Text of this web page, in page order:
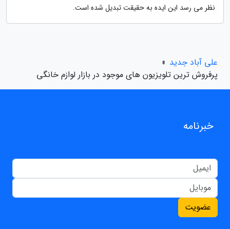
نظر می رسد این ایده به حقیقت تبدیل شده است.
علی آباد جدید »
پرفروش ترین تلویزیون های موجود در بازار لوازم خانگی
خبرنامه
عضویت